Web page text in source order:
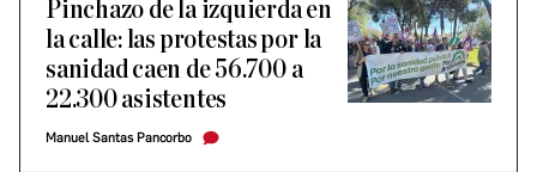
Pinchazo de la izquierda en
la calle: las protestas por la
sanidad caen de 56.700 a
22.300 asistentes
Manuel Santas Pancorbo